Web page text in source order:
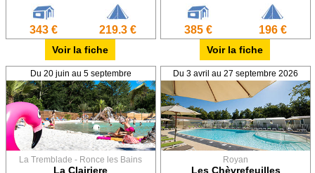
343 € 219.3 €
Voir la fiche
385 € 196 €
Voir la fiche
Du 20 juin au 5 septembre
La Tremblade - Ronce les Bains
La Clairiere
Du 3 avril au 27 septembre 2026
Royan
Les Chèvrefeuilles